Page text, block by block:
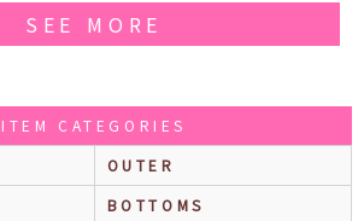
SEE MORE
ITEM CATEGORIES
OUTER
BOTTOMS